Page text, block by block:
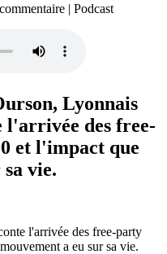
| Podcast
Lyonnais
l'arrivée des free-
et l'impact que
vie.
l'arrivée des free-party
a eu sur sa vie.